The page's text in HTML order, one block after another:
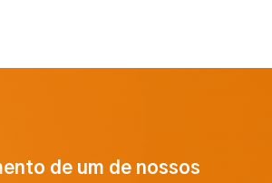
de um de nossos